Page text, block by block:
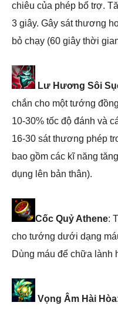
chiêu của phép bổ trợ.
3 giây. Gây sát thương
bỏ chạy (60 giây thời
Lư Hương Sôi
chắn cho một tướng
10-30% tốc độ đánh và
16-30 sát thương phép
bao gồm các kĩ năng
dụng lên bản thân).
Cốc Quỷ Athene:
cho tướng dưới dạng
Dùng máu để chữa lành
Vọng Âm Hài Hòa